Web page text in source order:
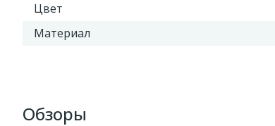
Цвет
Материал
Обзоры